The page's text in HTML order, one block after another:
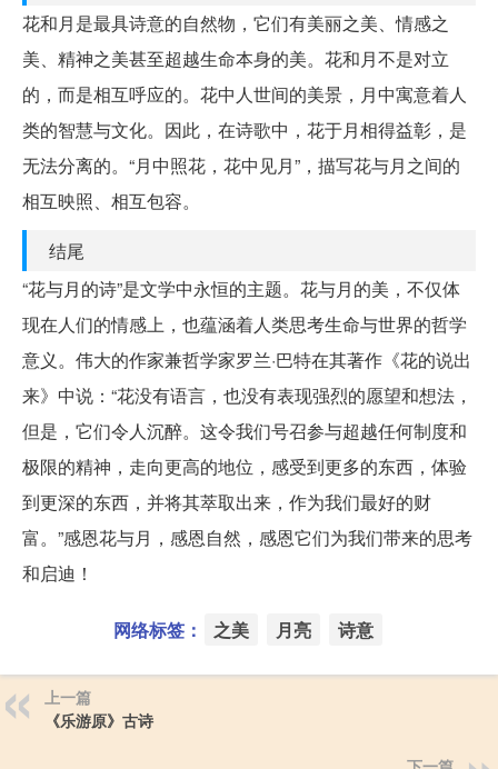
花和月是最具诗意的自然物，它们有美丽之美、情感之
美、精神之美甚至超越生命本身的美。花和月不是对立
的，而是相互呼应的。花中人世间的美景，月中寓意着人
类的智慧与文化。因此，在诗歌中，花于月相得益彰，是
无法分离的。“月中照花，花中见月”，描写花与月之间的
相互映照、相互包容。
结尾
“花与月的诗”是文学中永恒的主题。花与月的美，不仅体
现在人们的情感上，也蕴涵着人类思考生命与世界的哲学
意义。伟大的作家兼哲学家罗兰·巴特在其著作《花的说出
来》中说：“花没有语言，也没有表现强烈的愿望和想法，
但是，它们令人沉醉。这令我们号召参与超越任何制度和
极限的精神，走向更高的地位，感受到更多的东西，体验
到更深的东西，并将其萃取出来，作为我们最好的财
富。”感恩花与月，感恩自然，感恩它们为我们带来的思考
和启迪！
网络标签： 之美 月亮 诗意
上一篇
《乐游原》古诗